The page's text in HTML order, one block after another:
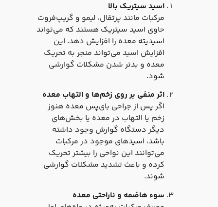
اسید سیتریک بالا
مرکبات مانند پرتقال، لیمو و گریپ‌فروت
حاوی اسید سیتریک هستند که می‌تواند
اسیدیته معده را افزایش دهد. این
افزایش اسید می‌تواند منجر به تحریک
معده و بدتر شدن مشکلات گوارشی
شود.
اثر منفی بر روی زخم‌ها و التهاب معده
اگر پس از جراحی بای‌پس معده هنوز
زخم یا التهاب در معده یا بخش‌های
دیگر دستگاه گوارش وجود داشته
باشد، اسیدهای موجود در مرکبات
می‌توانند این نواحی را بیشتر تحریک
کرده و باعث تشدید مشکلات گوارشی
شوند.
سوء هاضمه و ناراحتی معده